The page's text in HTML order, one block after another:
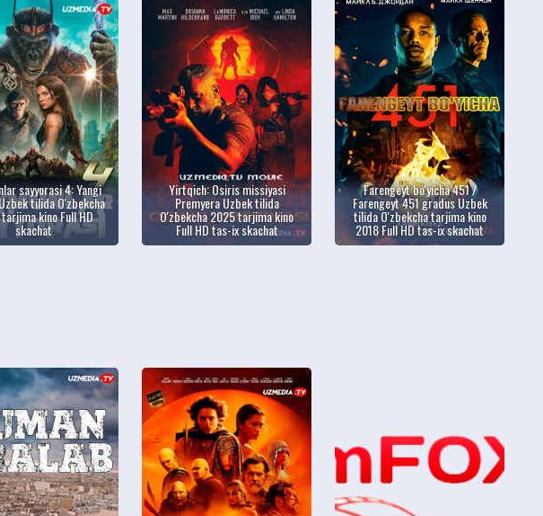
sayyorasi 4: Yangi
tilida O'zbekcha
kino Full HD
skachat
Yirtqich: Osiris missiyasi
Premyera Uzbek tilida
O'zbekcha 2025 tarjima kino
Full HD tas-ix skachat
Farengeyt bo'yicha 451 /
Farengeyt 451 gradus Uzbek
tilida O'zbekcha tarjima kino
2018 Full HD tas-ix skachat